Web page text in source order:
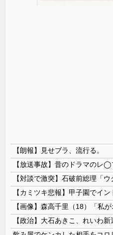
【朗報】見せブラ、流行る。